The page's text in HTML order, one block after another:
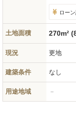
ロー
土地面積 270m²
現況 更地
建築条件 なし
用途地域 －